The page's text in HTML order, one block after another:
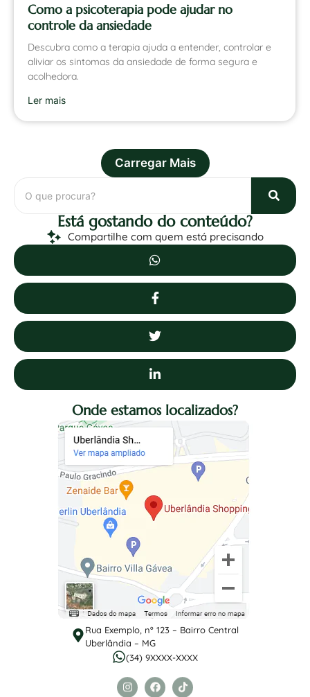
Como a psicoterapia pode ajudar no
controle da ansiedade
Descubra como a terapia ajuda a entender, controlar e
aliviar os sintomas da ansiedade de forma segura e
acolhedora.
Ler mais
Carregar Mais
Está gostando do conteúdo?
Compartilhe com quem está precisando
Onde estamos localizados?
Rua Exemplo, nº 123 – Bairro Central
Uberlândia – MG
(34) 9XXXX-XXXX